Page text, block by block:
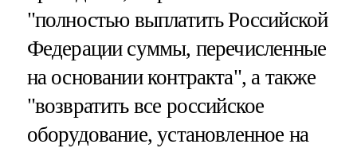
"полностью выплатить Российской
Федерации суммы, перечисленные
на основании контракта", а также
"возвратить все российское
оборудование, установленное на